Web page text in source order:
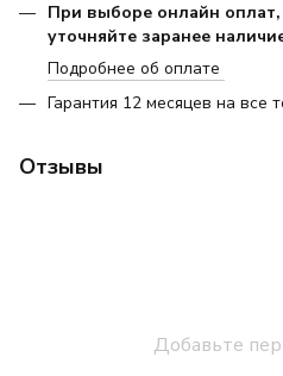
При выборе онлайн оплат,
уточняйте заранее
Подробнее об оплате
Гарантия 12 месяцев на все
Отзывы
Добавьте